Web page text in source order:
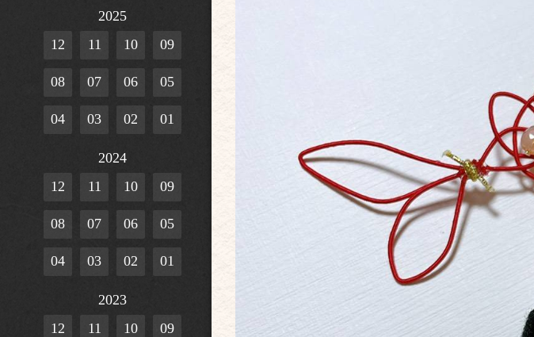
2025
12
11 10 09
08 07 06 05
04 03 02 01
2024
12
11 10 09
08 07 06 05
04 03 02 01
2023
12
11 10 09